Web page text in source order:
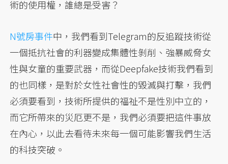
術的使用權，誰總是受害？
N號房事件中，我們看到Telegram的反追蹤技術從
一個抵抗社會的利器變成集體性剝削、強暴威脅女
性與女童的重要武器，而從Deepfake技術我們看到
的也同樣，是對於女性社會性的毀滅與打擊，我們
必須要看到，技術所提供的福祉不是性別中立的，
而它所帶來的災厄更不是，我們必須要把這件事放
在內心，以此去看待未來每一個可能影響我們生活
的科技突破。